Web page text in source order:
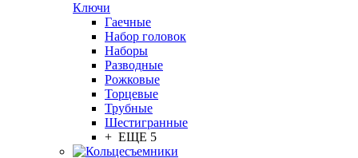
Ключи
Гаечные
Набор головок
Наборы
Разводные
Рожковые
Торцевые
Трубные
Шестигранные
+ ЕЩЕ 5